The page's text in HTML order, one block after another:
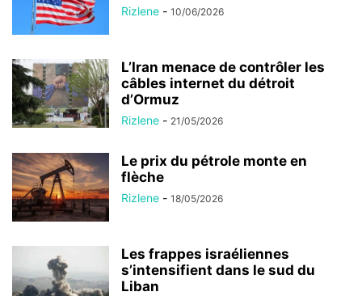
Rizlene - 10/06/2026
L’Iran menace de contrôler les
câbles internet du détroit
d’Ormuz
Rizlene - 21/05/2026
Le prix du pétrole monte en
flèche
Rizlene - 18/05/2026
Les frappes israéliennes
s’intensifient dans le sud du
Liban